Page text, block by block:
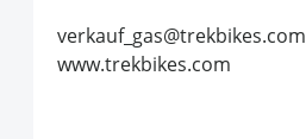
verkauf_gas@trekbikes.com
www.trekbikes.com